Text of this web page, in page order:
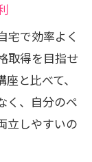
宅で効率よく
取得を目指せ
と比べて、
く、自分のペ
立しやすいの